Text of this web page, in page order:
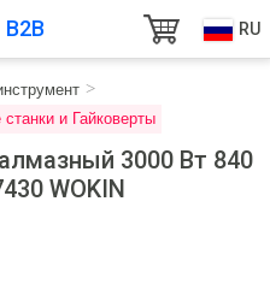
B2B RU
и Гайковерты
3000 Вт 840
WOKIN